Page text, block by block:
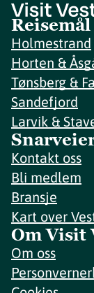
Reisemål
Holmestrand
Horten &
Tønsberg &
Sandefjord
Larvik &
Kontakt oss
Bli medlem
Bransje
Kart over
Om Visit
Om oss